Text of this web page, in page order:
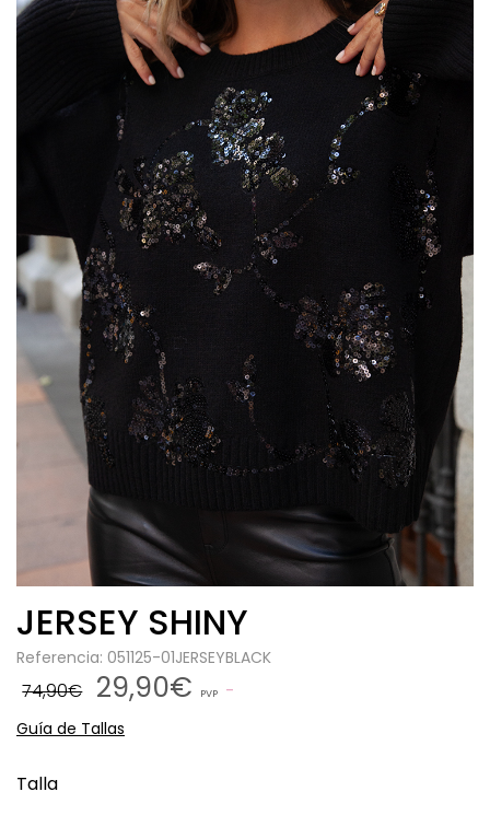
JERSEY SHINY
Referencia: 051125-01JERSEYBLACK
74,90€ 29,90€ PVP
Guía de Tallas
Talla